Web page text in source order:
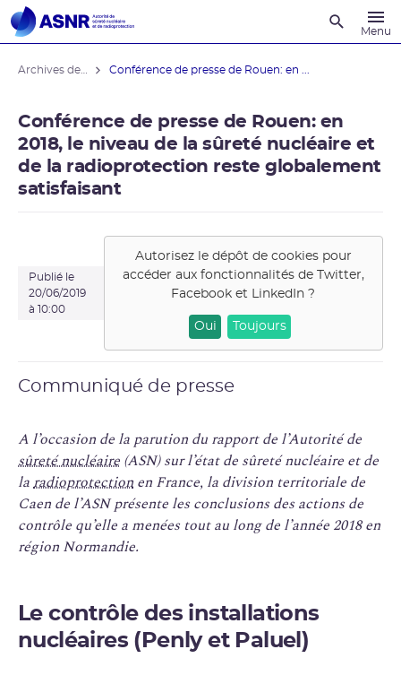
Menu
Conférence de presse de Rouen: en ...
Conférence de presse de Rouen: en
2018, le niveau de la sûreté nucléaire et
de la radioprotection reste globalement
satisfaisant
Publié le
20/06/2019
à 10:00
Autorisez le dépôt de cookies pour
accéder aux fonctionnalités de Twitter,
Facebook et LinkedIn ?
Oui Toujours
Communiqué de presse
A l’occasion de la parution du rapport de l’Autorité de
sûreté nucléaire (ASN) sur l’état de sûreté nucléaire et de
laradioprotection en France, la division territoriale de
Caen de l’ASN présente les conclusions des actions de
contrôle qu’elle a menées tout au long de l’année 2018 en
région Normandie.
Le contrôle des installations
nucléaires (Penly et Paluel)